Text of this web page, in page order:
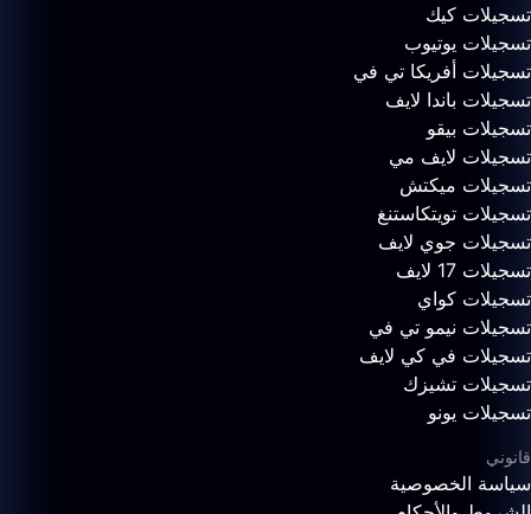
تسجيلات كيك
تسجيلات يوتيوب
تسجيلات أفريكا تي في
تسجيلات باندا لايف
تسجيلات بيقو
تسجيلات لايف مي
تسجيلات ميكتش
تسجيلات تويتكاستنغ
تسجيلات جوي لايف
تسجيلات 17 لايف
تسجيلات كواي
تسجيلات نيمو تي في
تسجيلات في كي لايف
تسجيلات تشيزك
تسجيلات يونو
قانوني
سياسة الخصوصية